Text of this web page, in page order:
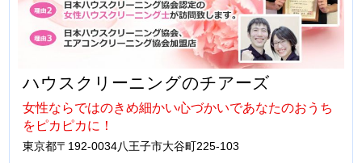
ハウスクリーニングのチアーズ
女性ならではのきめ細かい心づかいであなたのおうち
をピカピカに！
東京都〒192-0034八王子市大谷町225-103